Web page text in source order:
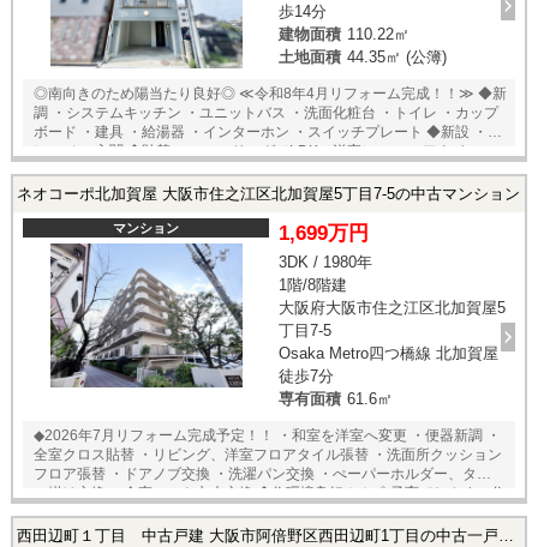
歩14分
建物面積 110.22㎡
土地面積 44.35㎡ (公簿)
◎南向きのため陽当たり良好◎ ≪令和8年4月リフォーム完成！！≫ ◆新
調 ・システムキッチン ・ユニットバス ・洗面化粧台 ・トイレ ・カップ
ボード ・建具 ・給湯器 ・インターホン ・スイッチプレート ◆新設 ・ガ
レージ ・玄関 ◆貼替 ・フローリング（LDK、洋室） ・フロアタイル
（全室壁、天井） ◆間取り変更 ・3階洋室 ◆外壁塗装 ・建物前面
ネオコーポ北加賀屋 大阪市住之江区北加賀屋5丁目7-5の中古マンション
マンション 1,699万円
3DK / 1980年
1階/8階建
大阪府大阪市住之江区北加賀屋5
丁目7-5
Osaka Metro四つ橋線 北加賀屋
徒歩7分
専有面積 61.6㎡
◆2026年7月リフォーム完成予定！！ ・和室を洋室へ変更 ・便器新調 ・
全室クロス貼替 ・リビング、洋室フロアタイル張替 ・洗面所クッション
フロア張替 ・ドアノブ交換 ・洗濯パン交換 ・ぺーパーホルダー、タオ
ル掛け交換 ・全室ソフト巾木交換 ◆住環境良好！！ ◇子育てしやすい住
環境 ・加賀谷小学校まで 徒歩約11分 ・加賀谷中学校まで 徒歩約9分
◇自然の近い住環境 ・北加賀屋公園まで徒歩約4分 ◇落ち着いた住環境 西田辺町１丁目 中古戸建 大阪市阿倍野区西田辺町1丁目の中古一戸建て